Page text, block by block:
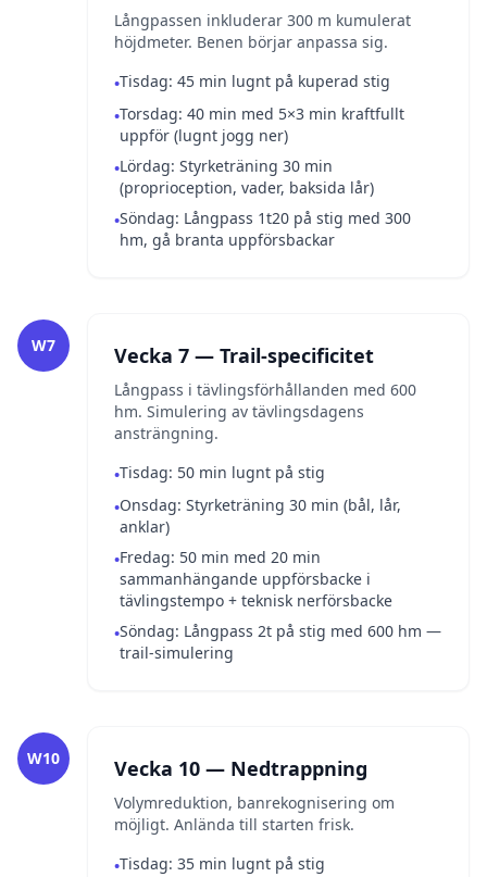
Långpassen inkluderar 300 m kumulerat
höjdmeter. Benen börjar anpassa sig.
•Tisdag: 45 min lugnt på kuperad stig
•Torsdag: 40 min med 5×3 min kraftfullt
uppför (lugnt jogg ner)
•Lördag: Styrketräning 30 min
(proprioception, vader, baksida lår)
•Söndag: Långpass 1t20 på stig med 300
hm, gå branta uppförsbackar
W7 Vecka 7 — Trail-specificitet
Långpass i tävlingsförhållanden med 600
hm. Simulering av tävlingsdagens
ansträngning.
•Tisdag: 50 min lugnt på stig
•Onsdag: Styrketräning 30 min (bål, lår,
anklar)
•Fredag: 50 min med 20 min
sammanhängande uppförsbacke i
tävlingstempo + teknisk nerförsbacke
•Söndag: Långpass 2t på stig med 600 hm —
trail-simulering
W10 Vecka 10 — Nedtrappning
Volymreduktion, banrekognisering om
möjligt. Anlända till starten frisk.
•Tisdag: 35 min lugnt på stig